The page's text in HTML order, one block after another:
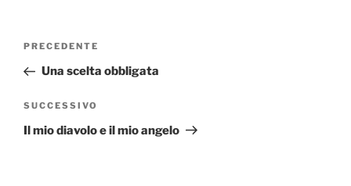
Navigazione
Articolo
precedente:
PRECEDENTE
Una scelta obbligata
Articolo
successivo
SUCCESSIVO
Il mio diavolo e il mio angelo